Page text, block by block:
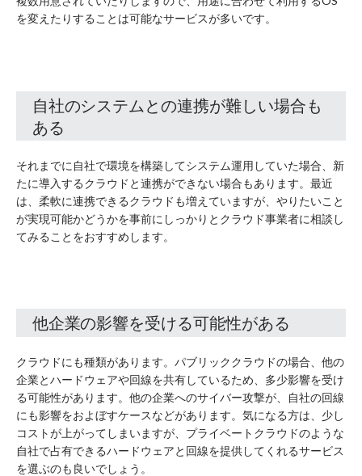
を変えたりすることは可能なサービスが多いです。
自社のシステムとの連携が難しい場合も
ある
それまでに自社で環境を構築してシステム運用していた場合、新
たに導入するクラウドと連携ができない場合もあります。最近
は、柔軟に連携できるクラウドも増えていますが、やりたいこと
が実現可能かどうかを事前にしっかりとクラウド事業者に相談し
てみることをおすすめします。
他企業の影響を受ける可能性がある
クラウドにも種類があります。パブリッククラウドの場合、他の
企業とハードウェアや回線を共有しているため、多少影響を受け
る可能性があります。他の企業へのサイバー攻撃が、自社の回線
にも影響をおよぼすケースなどがあります。気になる方は、少し
コストが上がってしまいますが、プライベートクラウドのような
自社で占有できるハードウェアと回線を提供してくれるサービス
を選ぶのも良いでしょう。